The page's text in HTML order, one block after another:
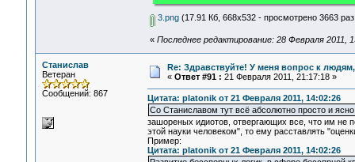
3.png(17.91 Кб, 668x532 - просмотрено 3663
« Последнее редактирование: 28 Февраля 2011,
Станислав
Ветеран
Сообщений: 867
Re: Здравствуйте! У меня вопрос к
« Ответ #91 : 21 Февраля 2011, 21:17:18 »
Цитата: platonik от 21 Февраля 2011, 14:02:26
Со Станиславом тут всё абсолютно просто и ясно
зашореных идиотов, отвергающих все, что им не
этой науки человеком", то ему расставлять
Пример:
Цитата: platonik от 21 Февраля 2011, 14:02:26